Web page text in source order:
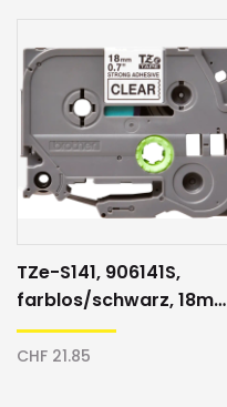
TZe-S141, 906141S,
farblos/schwarz, 18mm,
Schriftband
CHF 21.85